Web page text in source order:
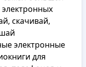
скачивай,
электронные
для